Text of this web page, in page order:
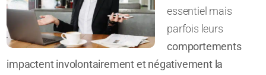
essentiel mais
parfois leurs
comportements
impactent involontairement et négativement la